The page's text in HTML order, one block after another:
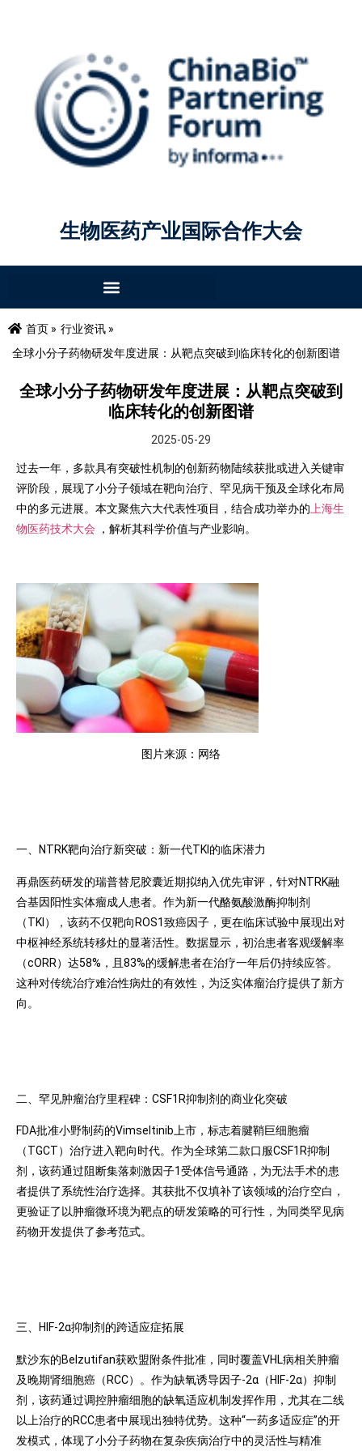
生物医药产业国际合作大会
首页 » 行业资讯 »
全球小分子药物研发年度进展：从靶点突破到临床转化的创新图谱
全球小分子药物研发年度进展：从靶点突破到
临床转化的创新图谱
2025-05-29
过去一年，多款具有突破性机制的创新药物陆续获批或进入关键审
评阶段，展现了小分子领域在靶向治疗、罕见病干预及全球化布局
中的多元进展。本文聚焦六大代表性项目，结合成功举办的 上海生
物医药技术大会 ，解析其科学价值与产业影响。
图片来源：网络
一、NTRK靶向治疗新突破：新一代TKI的临床潜力
再鼎医药研发的瑞普替尼胶囊近期拟纳入优先审评，针对NTRK融
合基因阳性实体瘤成人患者。作为新一代酪氨酸激酶抑制剂
（TKI），该药不仅靶向ROS1致癌因子，更在临床试验中展现出对
中枢神经系统转移灶的显著活性。数据显示，初治患者客观缓解率
（cORR）达58%，且83%的缓解患者在治疗一年后仍持续应答。
这种对传统治疗难治性病灶的有效性，为泛实体瘤治疗提供了新方
向。
二、罕见肿瘤治疗里程碑：CSF1R抑制剂的商业化突破
FDA批准小野制药的Vimseltinib上市，标志着腱鞘巨细胞瘤
（TGCT）治疗进入靶向时代。作为全球第二款口服CSF1R抑制
剂，该药通过阻断集落刺激因子1受体信号通路，为无法手术的患
者提供了系统性治疗选择。其获批不仅填补了该领域的治疗空白，
更验证了以肿瘤微环境为靶点的研发策略的可行性，为同类罕见病
药物开发提供了参考范式。
三、HIF-2α抑制剂的跨适应症拓展
默沙东的Belzutifan获欧盟附条件批准，同时覆盖VHL病相关肿瘤
及晚期肾细胞癌（RCC）。作为缺氧诱导因子-2α（HIF-2α）抑制
剂，该药通过调控肿瘤细胞的缺氧适应机制发挥作用，尤其在二线
以上治疗的RCC患者中展现出独特优势。这种“一药多适应症”的开
发模式，体现了小分子药物在复杂疾病治疗中的灵活性与精准